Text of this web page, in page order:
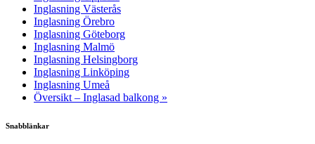
Inglasning Västerås
Inglasning Örebro
Inglasning Göteborg
Inglasning Malmö
Inglasning Helsingborg
Inglasning Linköping
Inglasning Umeå
Översikt – Inglasad balkong »
Snabblänkar